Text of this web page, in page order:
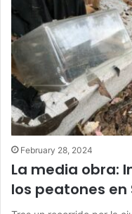
February 28, 2024
La media obra:
los peatones en